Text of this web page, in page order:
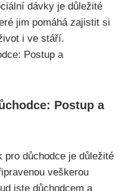
dávky je důležité
jim pomáhá zajistit si
i ve stáří.
Postup a
důchodce je důležité
veškerou
jste důchodcem a